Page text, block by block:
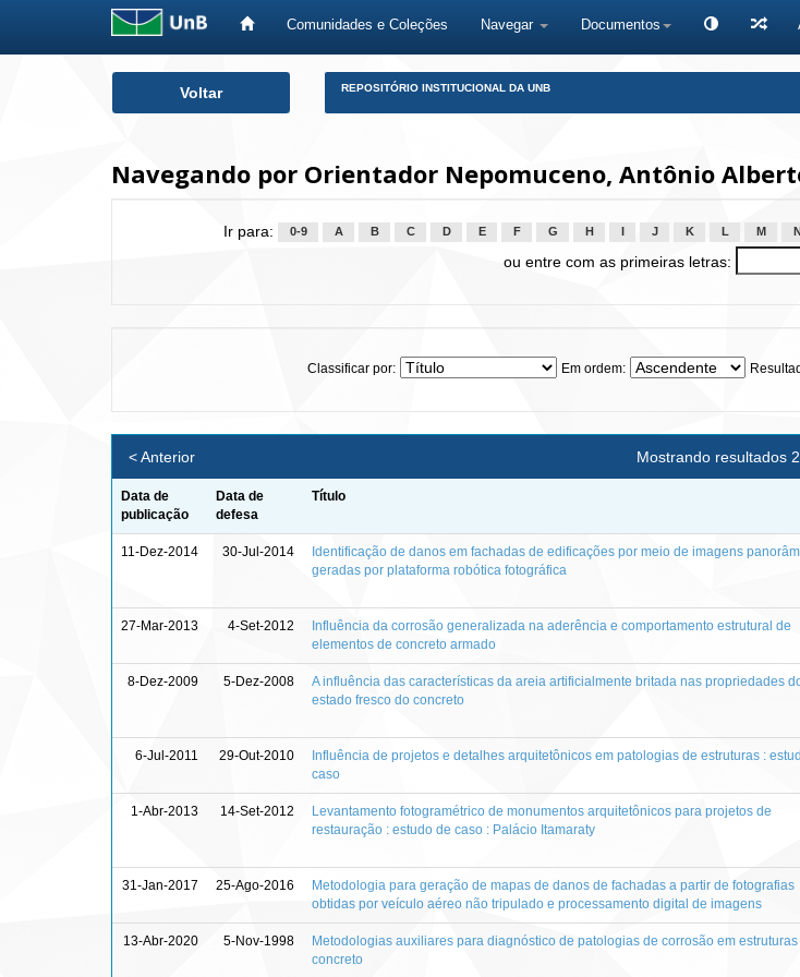
Comunidades e Coleções Navegar Documentos
Voltar REPOSITÓRIO INSTITUCIONAL DA UNB
Navegando por Orientador Nepomuceno, Antônio
Ir para: 0-9 A B C D E F G H J K L M N
ou entre com as primeiras letras:
Classificar por: Em ordem:
Mostrando resultados
< Anterior
Data de
publicação
Data de
defesa
Título
11-Dez-2014 30-Jul-2014
Identificação de danos em fachadas de edificações por meio de imagens
geradas por plataforma robótica fotográfica
27-Mar-2013 4-Set-2012
Influência da corrosão generalizada na aderência e comportamento estrutural de
elementos de concreto armado
8-Dez-2009 5-Dez-2008
A influência das características da areia artificialmente britada nas propriedades
estado fresco do concreto
6-Jul-2011 29-Out-2010
Influência de projetos e detalhes arquitetônicos em patologias de estruturas :
caso
1-Abr-2013 14-Set-2012
Levantamento fotogramétrico de monumentos arquitetônicos para projetos de
restauração : estudo de caso : Palácio Itamaraty
31-Jan-2017 25-Ago-2016
Metodologia para geração de mapas de danos de fachadas a partir de fotografias
obtidas por veículo aéreo não tripulado e processamento digital de imagens
13-Abr-2020 5-Nov-1998
Metodologias auxiliares para diagnóstico de patologias de corrosão em estruturas
concreto